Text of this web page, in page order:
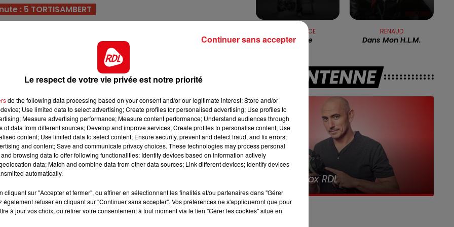
12h00 - 13h00
RDL & VOUS LES APRÈS-MIDI QUI CHANTENT
: 5 TORTISAMBERT
dans une valeure plus basse. Monté par le jockey du
peuvent faire des étincelles.
victoire depuis plusieurs quintés. Cette fois-ci il a tiré
stalles, à lui d'en profiter.
un net regain de forme et doit pouvoir continuer sur
nouvelle place sur le podium.
10, il a en bas de tableau une belle occasion pour
elle court à 7 jours avec une 4éme place à
encore une carte à jouer dans ce quinté.
il sera rallongé par rapport à ses derniéres sorties,
pour lui prendre un accessit.
forme optimale, et une aptitude à la piste devraient
résultat positif.
RENAN LUCE
La Lettre
RENAUD
Dans Mon H.l.m.
A L'ANTENNE
16h00 - 19h00 7h00 - 10h00
Debout c'est l'heure
Le respect de votre vie privée est notre priorité
do the following data processing based on your consent and/or our legitimate interest: Store and/or
Use limited data to select advertising; Create profiles for personalised advertising; Use profiles to
Measure advertising performance; Measure content performance; Understand audiences through
of data from different sources; Develop and improve services; Create profiles to personalise content; Use
content; Use limited data to select content; Ensure security, prevent and detect fraud, and fix errors;
and content; Save and communicate privacy choices. These technologies may process personal
browsing data to offer following functionalities: Identify devices based on information actively
data; Match and combine data from other data sources; Link different devices; Identify devices
automatically.
cliquant sur "Accepter et fermer", ou affiner en sélectionnant les finalités et/ou partenaires dans "Gérer
également refuser en cliquant sur "Continuer sans accepter". Vos préférences ne s'appliqueront que pour
à jour vos choix, ou retirer votre consentement à tout moment via le lien "Gérer les cookies" situé en
Continuer sans accepter